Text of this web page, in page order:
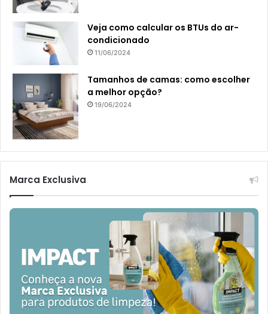
Veja como calcular os BTUs do ar-
condicionado
11/06/2024
Tamanhos de camas: como escolher
a melhor opção?
19/06/2024
Marca Exclusiva